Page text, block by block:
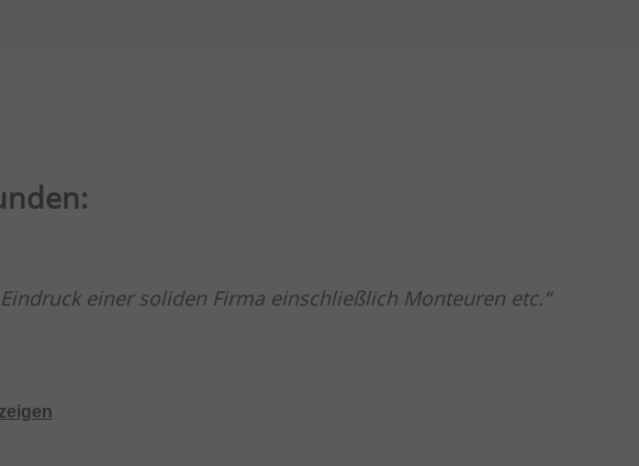
einer soliden Firma einschließlich Monteuren etc.